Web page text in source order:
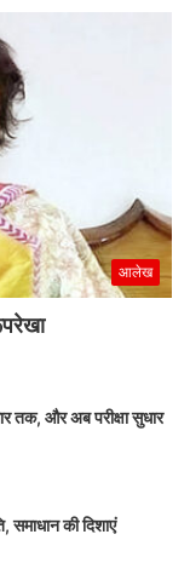
आलेख
तक, और अब परीक्षा सुधार
समाधान की दिशाएं